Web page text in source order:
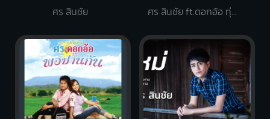
ศร สินชัย ft.ดอกอ้อ ทุ่งทอง, ก้านตอง ทุ่งเงิน
ศร สินชัย